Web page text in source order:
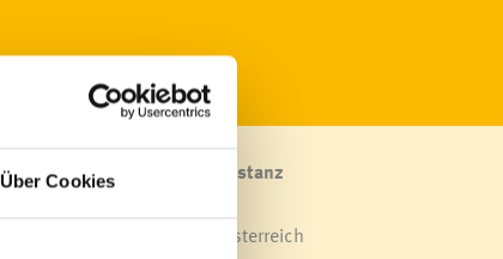
Über CookiesMarktgemeinde Frastanz
A-6820 Frastanz, Österreich